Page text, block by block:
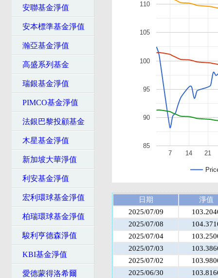
安聯基金淨值
安本標準基金淨值
瀚亞基金淨值
高盛系列基金
瑞銀基金淨值
PIMCO基金淨值
法銀巴黎投顧基金
木星基金淨值
新加坡大華淨值
利安基金淨值
宏利環球基金淨值
柏瑞環球基金淨值
駿利亨德森淨值
KBI基金淨值
愛德蒙得洛希爾
7 14 21
85
90
95
100
105
110
日期
淨值
2025/07/09
2025/07/08
2025/07/04
2025/07/03
2025/07/02
2025/06/30